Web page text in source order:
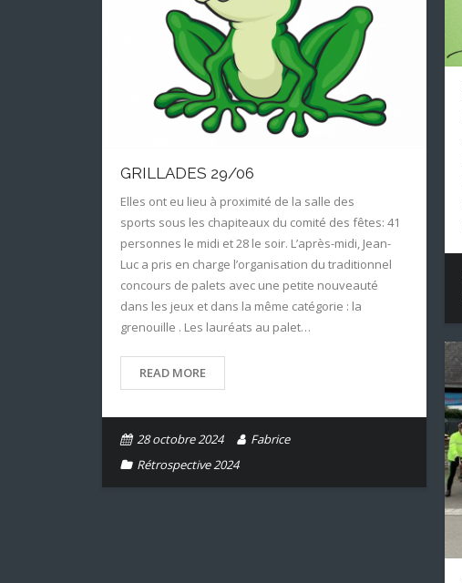
GRILLADES 29/06
Elles ont eu lieu à proximité de la salle des
sports sous les chapiteaux du comité des fêtes: 41
personnes le midi et 28 le soir. L’après-midi, Jean-
Luc a pris en charge l’organisation du traditionnel
concours de palets avec une petite nouveauté
dans les jeux et dans la même catégorie : la
grenouille . Les lauréats au palet…
READ MORE
28 octobre 2024
Fabrice
Rétrospective 2024